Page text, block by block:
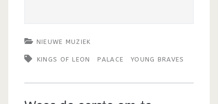
NIEUWE MUZIEK
KINGS OF LEON PALACE YOUNG BRAVES